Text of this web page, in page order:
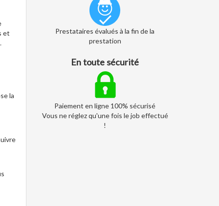
et
la
Prestataires évalués à la fin de la
prestation
En toute sécurité
Paiement en ligne 100% sécurisé
Vous ne réglez qu'une fois le job effectué
!